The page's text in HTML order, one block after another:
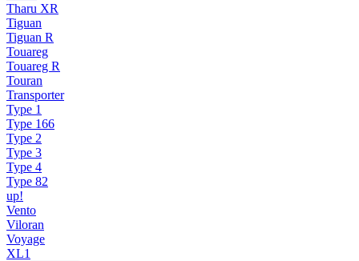
Tharu XR
Tiguan
Tiguan R
Touareg
Touareg R
Touran
Transporter
Type 1
Type 166
Type 2
Type 3
Type 4
Type 82
up!
Vento
Viloran
Voyage
XL1